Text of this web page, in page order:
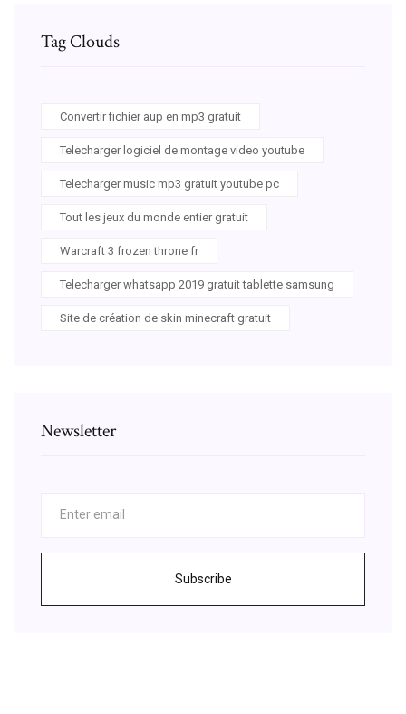
Tag Clouds
Convertir fichier aup en mp3 gratuit
Telecharger logiciel de montage video youtube
Telecharger music mp3 gratuit youtube pc
Tout les jeux du monde entier gratuit
Warcraft 3 frozen throne fr
Telecharger whatsapp 2019 gratuit tablette samsung
Site de création de skin minecraft gratuit
Newsletter
Subscribe